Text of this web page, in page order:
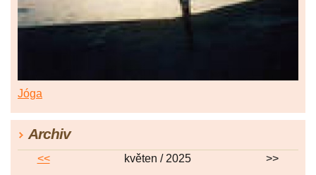
Jóga
Archiv
<< květen / 2025 >>